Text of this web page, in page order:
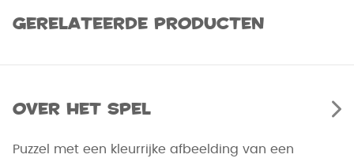
Gerelateerde producten
Over het spel
Puzzel met een kleurrijke afbeelding van een